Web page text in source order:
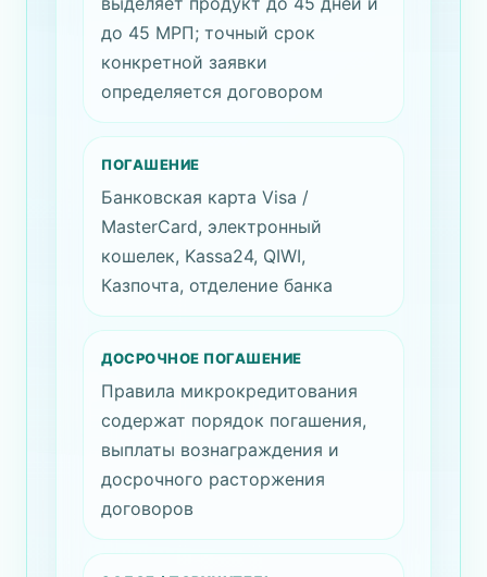
до 45 МРП; точный срок
конкретной заявки
определяется договором
ПОГАШЕНИЕ
Банковская карта Visa /
MasterCard, электронный
кошелек, Kassa24, QIWI,
Казпочта, отделение банка
ДОСРОЧНОЕ ПОГАШЕНИЕ
Правила микрокредитования
содержат порядок погашения,
выплаты вознаграждения и
досрочного расторжения
договоров